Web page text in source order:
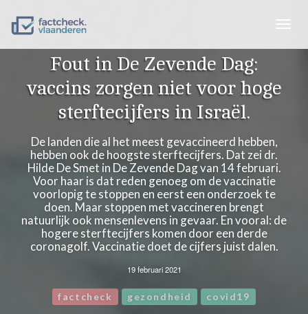
Fout in De Zevende Dag:
vaccins zorgen niet voor hoge
sterftecijfers in Israël.
De landen die al het meest gevaccineerd hebben,
hebben ook de hoogste sterftecijfers. Dat zei dr.
Hilde De Smet in De Zevende Dag van 14 februari.
Voor haar is dat reden genoeg om de vaccinatie
voorlopig te stoppen en eerst een onderzoek te
doen. Maar stoppen met vaccineren brengt
natuurlijk ook mensenlevens in gevaar. En vooral: de
hogere sterftecijfers komen door een derde
coronagolf. Vaccinatie doet de cijfers juist dalen.
19 februari 2021
factcheck gezondheid covid19